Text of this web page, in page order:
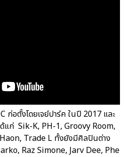
ก่อตั้งโดยเจย์ปาร์ค ในปี 2017 และ
แก่ Sik-K, PH-1, Groovy Room,
Trade L ทั้งยังมีศิลปินต่าง
Raz Simone, Jarv Dee, Phe